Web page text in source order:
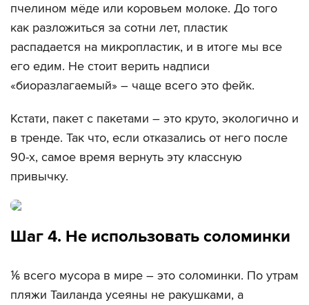
пчелином мёде или коровьем молоке. До того
как разложиться за сотни лет, пластик
распадается на микропластик, и в итоге мы все
его едим. Не стоит верить надписи
«биоразлагаемый» – чаще всего это фейк.
Кстати, пакет с пакетами – это круто, экологично и
в тренде. Так что, если отказались от него после
90-х, самое время вернуть эту классную
привычку.
Шаг 4. Не использовать соломинки
⅙ всего мусора в мире – это соломинки. По утрам
пляжи Таиланда усеяны не ракушками, а